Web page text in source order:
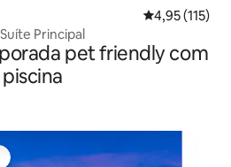
4,95 de uma
4,95 (115)
Principal
pet friendly com
piscina